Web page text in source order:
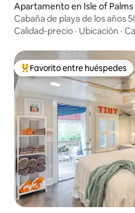
Apartamento en Isle of Palms
Cabaña de playa de los años
Calidad-precio · Ubicación ·
Favorito entre huéspedes
Favorito entre huéspedes